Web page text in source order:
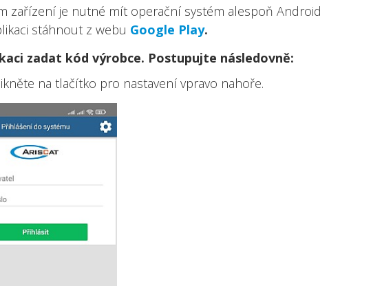
zařízení je nutné mít operační systém alespoň Android
stáhnout z webu Google Play.
zadat kód výrobce. Postupujte následovně:
na tlačítko pro nastavení vpravo nahoře.